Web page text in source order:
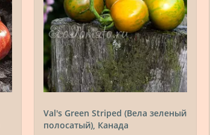
Val's Green Striped (Вела зеленый
полосатый), Канада